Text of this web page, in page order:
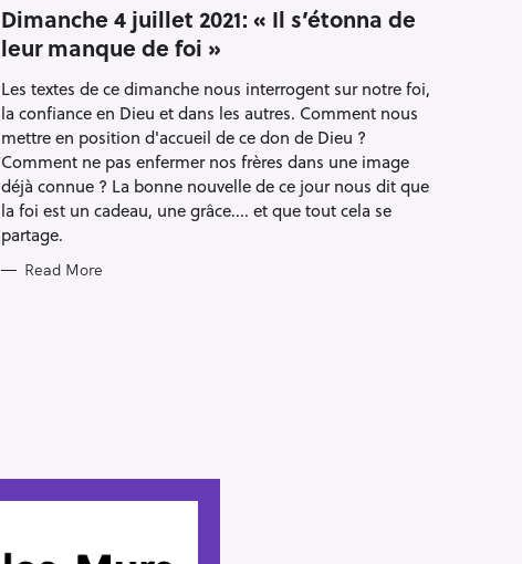
T
E
G
O
I
E
S
Dimanche 4 juillet 2021: « Il s’étonna de
leur manque de foi »
Les textes de ce dimanche nous interrogent sur notre foi,
la confiance en Dieu et dans les autres. Comment nous
mettre en position d'accueil de ce don de Dieu ?
Comment ne pas enfermer nos frères dans une image
déjà connue ? La bonne nouvelle de ce jour nous dit que
la foi est un cadeau, une grâce.... et que tout cela se
partage.
Read More